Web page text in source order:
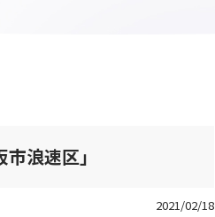
浪速区」
2021/02/18